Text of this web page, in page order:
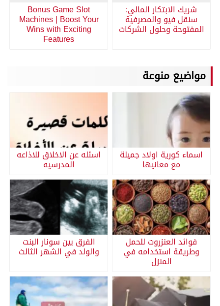
شريك الابتكار المالي:
سنقل فيو والمصرفية
المفتوحة وحلول الشركات
Bonus Game Slot
Machines | Boost Your
Wins with Exciting
Features
مواضيع منوعة
اسماء كورية اولاد جميلة
مع معانيها
اسئله عن الاخلاق للاذاعه
المدرسيه
فوائد العنزروت للحمل
وطريقة استخدامه في
المنزل
الفرق بين سونار البنت
والولد في الشهر الثالث